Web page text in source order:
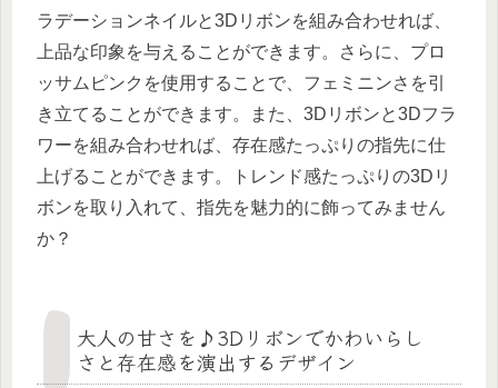
ラデーションネイルと3Dリボンを組み合わせれば、
上品な印象を与えることができます。さらに、プロ
ッサムピンクを使用することで、フェミニンさを引
き立てることができます。また、3Dリボンと3Dフラ
ワーを組み合わせれば、存在感たっぷりの指先に仕
上げることができます。トレンド感たっぷりの3Dリ
ボンを取り入れて、指先を魅力的に飾ってみません
か？
大人の甘さを♪3Dリボンでかわいらし
さと存在感を演出するデザイン